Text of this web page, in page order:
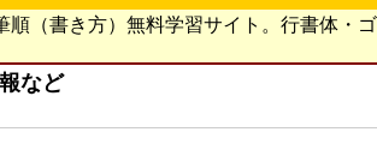
順（書き方）無料学習サイト。行書体・
など